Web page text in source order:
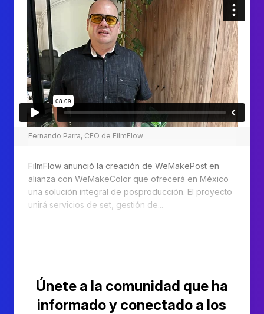
Fernando Parra, CEO de FilmFlow
FilmFlow anunció la creación de WeMakePost en
alianza con WeMakeColor que ofrecerá en México
una solución integral de posproducción. El proyecto
unirá servicios de set, gestión de...
Únete a la comunidad que ha
informado y conectado a los